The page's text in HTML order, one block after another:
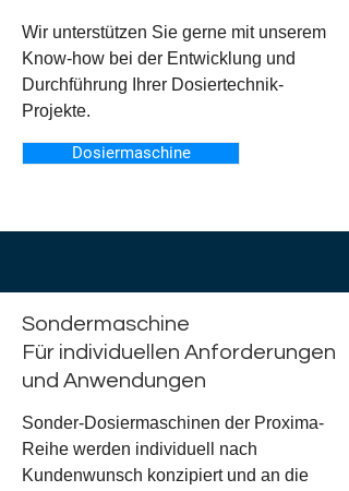
Wir unterstützen Sie gerne mit unserem
Know-how bei der Entwicklung und
Durchführung Ihrer Dosiertechnik-
Projekte.
Dosiermaschine
Sondermaschine
Für individuellen Anforderungen
und Anwendungen
​Sonder-Dosiermaschinen der Proxima-
Reihe werden individuell nach
Kundenwunsch konzipiert und an die